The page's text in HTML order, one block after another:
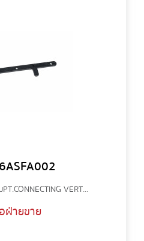
VERT...
ายขาย